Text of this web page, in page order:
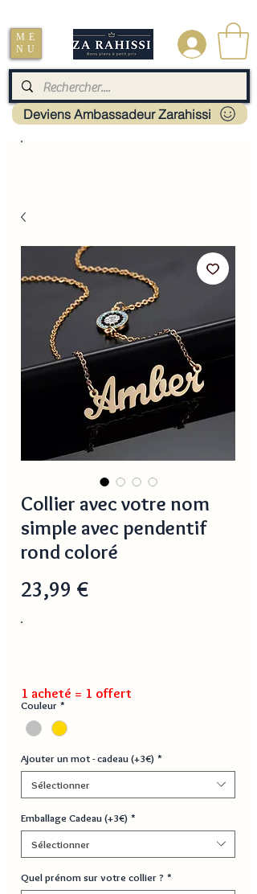
ME
NU
.
Deviens Ambassadeur Zarahissi
Collier avec votre nom
simple avec pendentif
rond coloré
23,99 €Prix
1 acheté = 1 offert
Couleur *
Ajouter un mot - cadeau (+3€) *
Sélectionner
Emballage Cadeau (+3€) *
Sélectionner
Quel prénom sur votre collier ? *